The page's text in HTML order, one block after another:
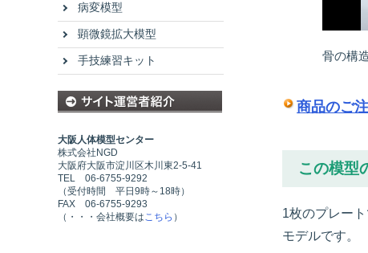
骨の構
商品のご
この模型
1枚のプレー
モデルです。
病変模型
顕微鏡拡大模型
手技練習キット
大阪人体模型センター
株式会社NGD
大阪府大阪市淀川区木川東2-5-41
TEL 06-6755-9292
（受付時間 平日9時～18時）
FAX 06-6755-9293
（・・・会社概要はこちら ）